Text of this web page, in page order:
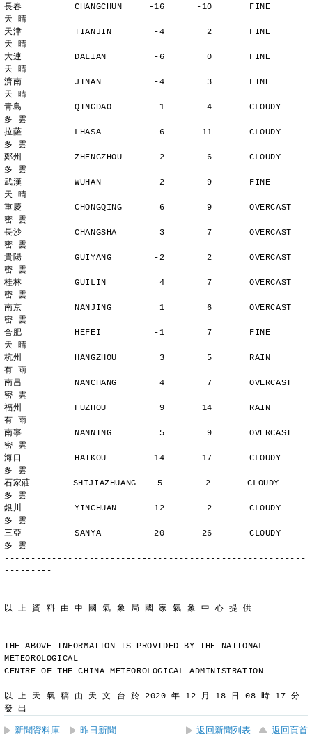
長春          CHANGCHUN     -16      -10       FINE
天 晴
天津          TIANJIN        -4        2       FINE
天 晴
大連          DALIAN         -6        0       FINE
天 晴
濟南          JINAN          -4        3       FINE
天 晴
青島          QINGDAO        -1        4       CLOUDY
多 雲
拉薩          LHASA          -6       11       CLOUDY
多 雲
鄭州          ZHENGZHOU      -2        6       CLOUDY
多 雲
武漢          WUHAN           2        9       FINE
天 晴
重慶          CHONGQING       6        9       OVERCAST
密 雲
長沙          CHANGSHA        3        7       OVERCAST
密 雲
貴陽          GUIYANG        -2        2       OVERCAST
密 雲
桂林          GUILIN          4        7       OVERCAST
密 雲
南京          NANJING         1        6       OVERCAST
密 雲
合肥          HEFEI          -1        7       FINE
天 晴
杭州          HANGZHOU        3        5       RAIN
有 雨
南昌          NANCHANG        4        7       OVERCAST
密 雲
福州          FUZHOU          9       14       RAIN
有 雨
南寧          NANNING         5        9       OVERCAST
密 雲
海口          HAIKOU         14       17       CLOUDY
多 雲
石家莊        SHIJIAZHUANG   -5        2       CLOUDY
多 雲
銀川          YINCHUAN      -12       -2       CLOUDY
多 雲
三亞          SANYA          20       26       CLOUDY
多 雲
---------------------------------------------------------
---------
以 上 資 料 由 中 國 氣 象 局 國 家 氣 象 中 心 提 供
THE ABOVE INFORMATION IS PROVIDED BY THE NATIONAL
METEOROLOGICAL
CENTRE OF THE CHINA METEOROLOGICAL ADMINISTRATION
以 上 天 氣 稿 由 天 文 台 於 2020 年 12 月 18 日 08 時 17 分
發 出
新聞資料庫 昨日新聞 返回新聞列表 返回頁首